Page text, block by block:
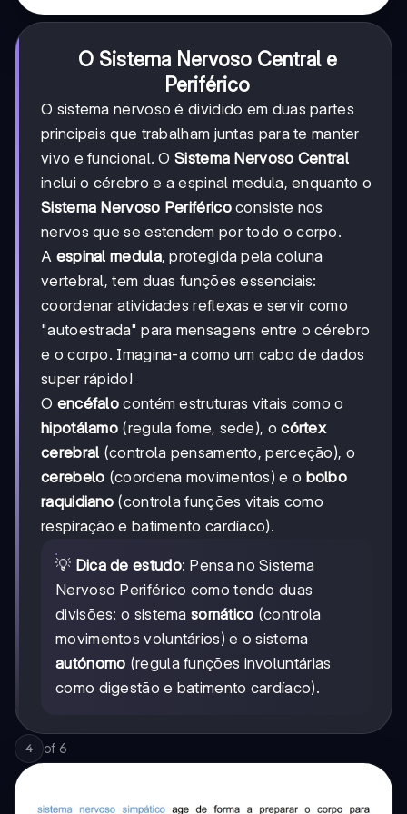
O Sistema Nervoso Central e
Periférico
O sistema nervoso é dividido em duas partes
principais que trabalham juntas para te manter
vivo e funcional. OSistema Nervoso Central
inclui o cérebro e a espinal medula, enquanto o
Sistema Nervoso Periféricoconsiste nos
nervos que se estendem por todo o corpo.
A espinal medula, protegida pela coluna
vertebral, tem duas funções essenciais:
coordenar atividades reflexas e servir como
"autoestrada" para mensagens entre o cérebro
e o corpo. Imagina-a como um cabo de dados
super rápido!
O encéfalo contém estruturas vitais como o
hipotálamo (regula fome, sede), ocórtex
cerebral (controla pensamento, perceção), o
cerebelo (coordena movimentos) e o bolbo
raquidiano (controla funções vitais como
respiração e batimento cardíaco).
💡 Dica de estudo: Pensa no Sistema
Nervoso Periférico como tendo duas
divisões: o sistemasomático (controla
movimentos voluntários) e o sistema
autónomo (regula funções involuntárias
como digestão e batimento cardíaco).
4 of 6